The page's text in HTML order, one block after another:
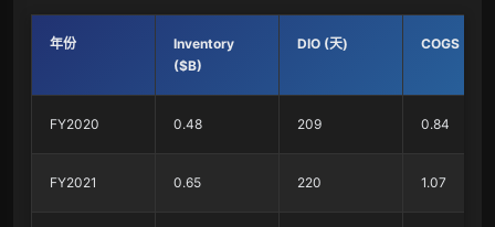
年份
Inventory
($B)
DIO (天) COGS ($B)
FY2020 0.48 209 0.84
FY2021 0.65 220 1.07